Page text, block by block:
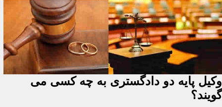
وکیل پایه دو دادگستری به چه کسی می
گویند؟